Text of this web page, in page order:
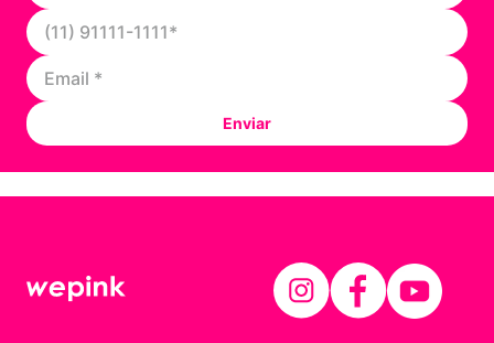
Enviar